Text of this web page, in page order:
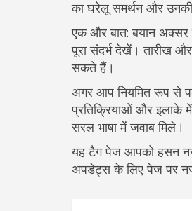
का घरेलू समर्थन और
एक और बात: बयान अक्सर
पूरा संदर्भ देखें। तारीख
सकते हैं।
अगर आप नियमित रूप से
प्रतिक्रियाओं और इलाके
सरल भाषा में जवाब मिले।
यह टैग पेज आपको हसन
अपडेट्स के लिए पेज पर